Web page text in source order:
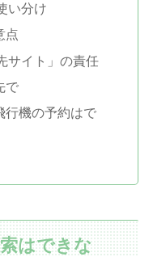
い分け
点
サイト」の責任
で
行機の予約はで
はできな